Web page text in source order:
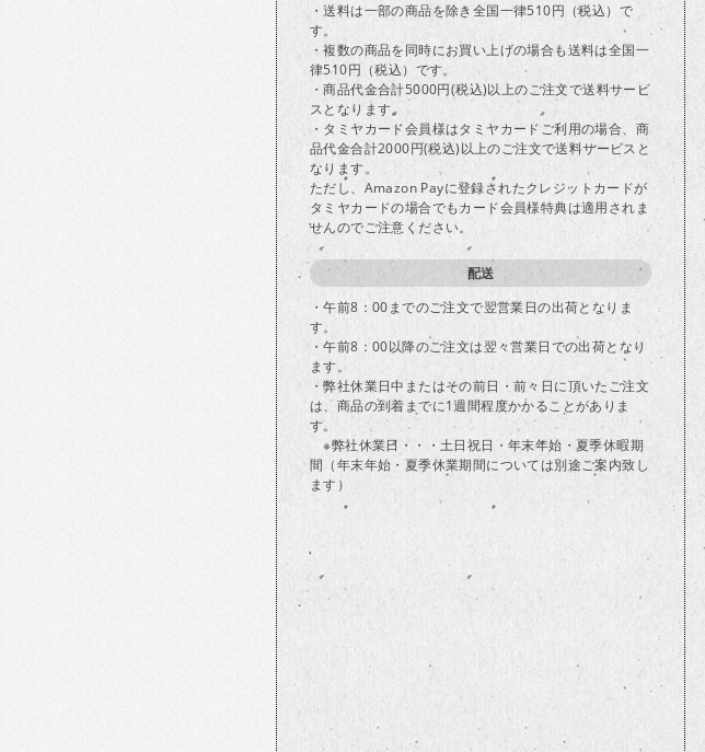
・送料は一部の商品を除き全国一律510円（税込）で
す。
・複数の商品を同時にお買い上げの場合も送料は全国一
律510円（税込）です。
・商品代金合計5000円(税込)以上のご注文で送料サービ
スとなります。
・タミヤカード会員様はタミヤカードご利用の場合、商
品代金合計2000円(税込)以上のご注文で送料サービスと
なります。
ただし、Amazon Payに登録されたクレジットカードが
タミヤカードの場合でもカード会員様特典は適用されま
せんのでご注意ください。
配送
・午前8：00までのご注文で翌営業日の出荷となりま
す。
・午前8：00以降のご注文は翌々営業日での出荷となり
ます。
・弊社休業日中またはその前日・前々日に頂いたご注文
は、商品の到着までに1週間程度かかることがありま
す。
※弊社休業日・・・土日祝日・年末年始・夏季休暇期
間（年末年始・夏季休業期間については別途ご案内致し
ます）